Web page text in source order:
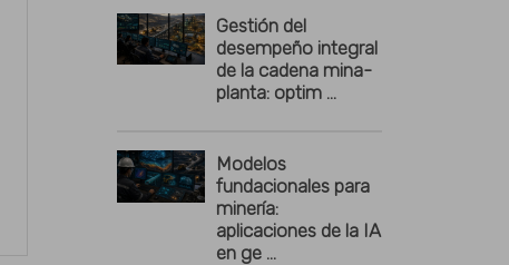
Gestión del
desempeño integral
de la cadena mina-
planta: optim ...
Modelos
fundacionales para
minería:
aplicaciones de la IA
en ge ...